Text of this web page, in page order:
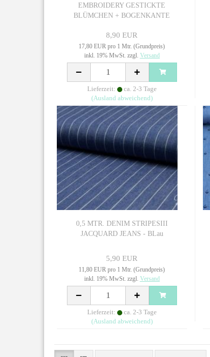
EMBROIDERY GESTICKTE
BLÜMCHEN + BOGENKANTE
8,90 EUR
17,80 EUR pro 1 Mtr. (Grundpreis)
inkl. 19% MwSt. zzgl. Versand
Lieferzeit:
ca. 2-3 Tage
(Ausland abweichend)
0,5 MTR. DENIM STRIPESIII
JACQUARD JEANS - BLau
5,90 EUR
11,80 EUR pro 1 Mtr. (Grundpreis)
inkl. 19% MwSt. zzgl. Versand
Lieferzeit:
ca. 2-3 Tage
(Ausland abweichend)